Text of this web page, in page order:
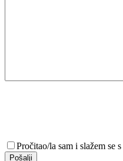
Pročitao/la sam i slažem se s